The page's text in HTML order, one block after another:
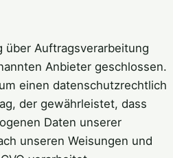
über Auftragsverarbeitung
Anbieter geschlossen.
einen datenschutzrechtlich
der gewährleistet, dass
Daten unserer
unseren Weisungen und